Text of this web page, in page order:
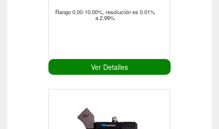
Rango 0.00-10.00%, resolución es 0.01%
a 2.99%
Ver Detalles